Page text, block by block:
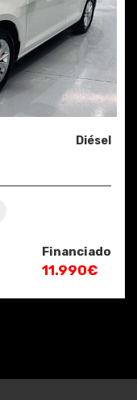
Diésel
Financiado
11.990€